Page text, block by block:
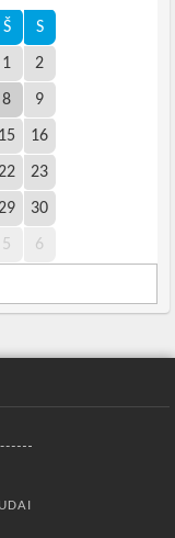
Š S
1 2
8 9
15 16
23
30
5 6